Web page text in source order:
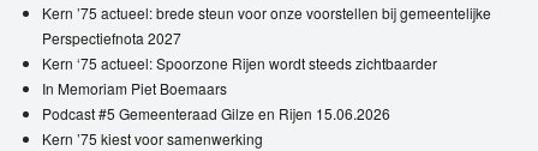
Kern ’75 actueel: brede steun voor onze voorstellen bij gemeentelijke
Perspectiefnota 2027
Kern ‘75 actueel: Spoorzone Rijen wordt steeds zichtbaarder
In Memoriam Piet Boemaars
Podcast #5 Gemeenteraad Gilze en Rijen 15.06.2026
Kern ’75 kiest voor samenwerking